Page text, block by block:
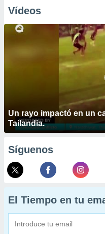
Vídeos
Un rayo impactó en un
Tailandia.
Síguenos
El Tiempo en tu